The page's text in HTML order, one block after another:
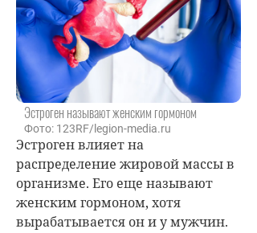
Эстроген называют женским гормоном
Фото: 123RF/legion-media.ru
Эстроген влияет на
распределение жировой массы в
организме. Его еще называют
женским гормоном, хотя
вырабатывается он и у мужчин.